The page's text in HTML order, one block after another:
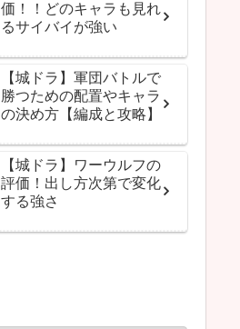
価！！どのキャラも見れ
るサイバイが強い
【城ドラ】軍団バトルで
勝つための配置やキャラ
の決め方【編成と攻略】
【城ドラ】ワーウルフの
評価！出し方次第で変化
する強さ